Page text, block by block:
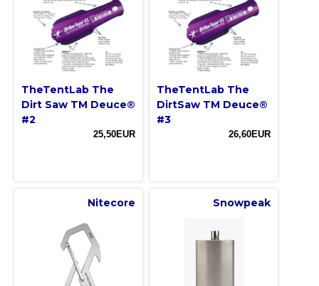
TheTentLab The
Dirt Saw TM Deuce®
#2
25,50EUR
TheTentLab The
DirtSaw TM Deuce®
#3
26,60EUR
Nitecore Snowpeak